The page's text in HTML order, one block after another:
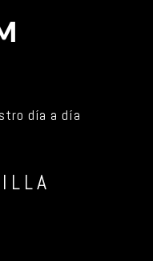
día a día